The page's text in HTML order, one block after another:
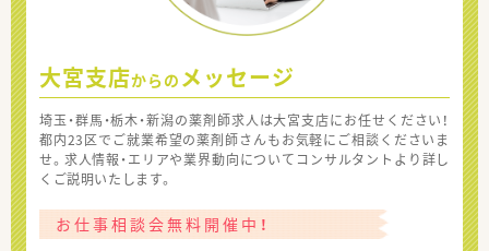
大宮支店からの メッセージ
埼玉・群馬・栃木・新潟の薬剤師求人は大宮支店にお任せください！
都内23区でご就業希望の薬剤師さんもお気軽にご相談くださいま
せ。求人情報・エリアや業界動向についてコンサルタントより詳し
くご説明いたします。
お仕事相談会無料開催中！